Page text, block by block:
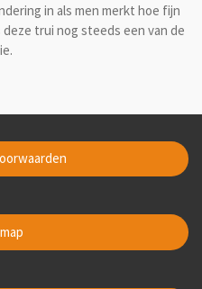
in als men merkt hoe fijn
trui nog steeds een van de